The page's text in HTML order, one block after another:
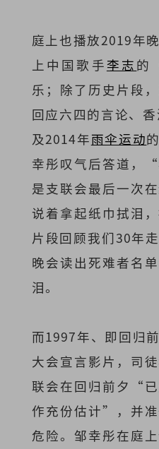
庭上也播放2019年
上中国歌手 李志 的
乐；除了历史片段
回应六四的言论、
及2014年雨伞运动
幸彤叹气后答道，
是支联会最后一次
说着拿起纸巾拭泪
片段回顾我们30年
晚会读出死难者名
泪。
而1997年、即回归
大会宣言影片，司
联会在回归前夕“
作充份估计”，并
危险。邹幸彤在庭